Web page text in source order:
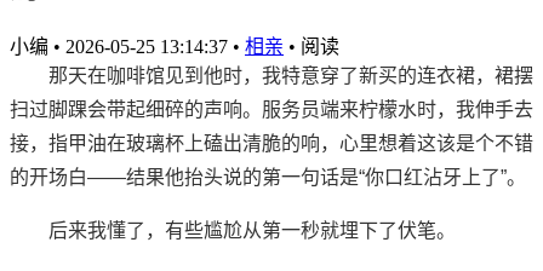
小编 • 2026-05-25 13:14:37 • 相亲 • 阅读
那天在咖啡馆见到他时，我特意穿了新买的连衣裙，裙摆
扫过脚踝会带起细碎的声响。服务员端来柠檬水时，我伸手去
接，指甲油在玻璃杯上磕出清脆的响，心里想着这该是个不错
的开场白——结果他抬头说的第一句话是“你口红沾牙上了”。
后来我懂了，有些尴尬从第一秒就埋下了伏笔。